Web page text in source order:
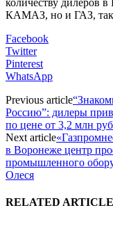
КАМАЗ, но и ГАЗ, так
Facebook
Twitter
Pinterest
WhatsApp
Previous article
Россию”: дилеры
по цене от 3,2 млн
Next article
в Воронеже центр
промышленного
Олеся
RELATED